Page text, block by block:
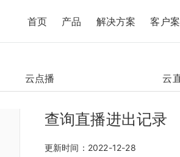
首页 产品 解决方案 客户
云点播 云
查询直播进出记录
更新时间：2022-12-28